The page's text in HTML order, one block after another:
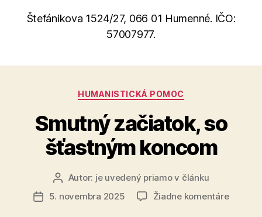
Štefánikova 1524/27, 066 01 Humenné. IČO:
57007977.
Kategórie
HUMANISTICKÁ POMOC
Smutný začiatok, so
šťastným koncom
AutorAutor: je uvedený priamo v článku
Dátum5. novembra 2025 Žiadne komentárena